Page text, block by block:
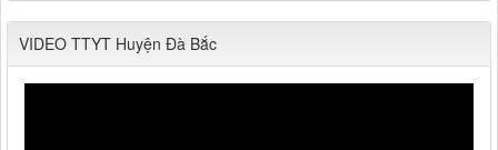
VIDEO TTYT Huyện Đà Bắc